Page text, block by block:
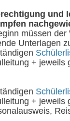
und
müssen
Unterlagen
+
+